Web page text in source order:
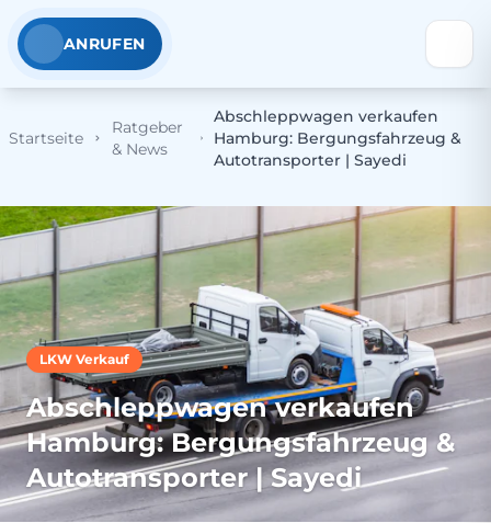
ANRUFEN
Startseite
Ratgeber
& News
Abschleppwagen verkaufen
Hamburg: Bergungsfahrzeug &
Autotransporter | Sayedi
LKW Verkauf
Abschleppwagen verkaufen
Hamburg: Bergungsfahrzeug &
Autotransporter | Sayedi